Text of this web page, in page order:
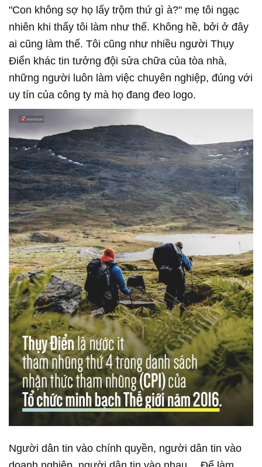
"Con không sợ họ lấy trộm thứ gì à?" mẹ tôi ngạc
nhiên khi thấy tôi làm như thế. Không hề, bởi ở đây
ai cũng làm thế. Tôi cũng như nhiều người Thụy
Điển khác tin tưởng đội sửa chữa của tòa nhà,
những người luôn làm việc chuyên nghiệp, đúng với
uy tín của công ty mà họ đang đeo logo.
Người dân tin vào chính quyền, người dân tin vào